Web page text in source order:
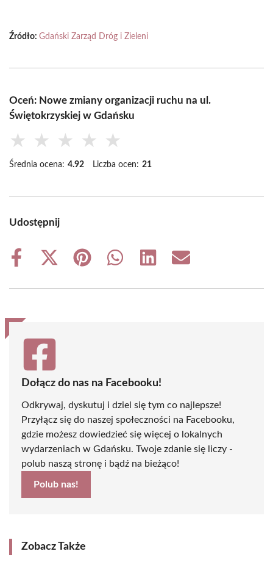
Źródło: Gdański Zarząd Dróg i Zieleni
Oceń: Nowe zmiany organizacji ruchu na ul.
Świętokrzyskiej w Gdańsku
★ ★ ★ ★ ★
Średnia ocena: 4.92 Liczba ocen: 21
Udostępnij
Share
Share
(Twitter)
Share
Share
Share
Share
Dołącz do nas na Facebooku!
Odkrywaj, dyskutuj i dziel się tym co najlepsze!
Przyłącz się do naszej społeczności na Facebooku,
gdzie możesz dowiedzieć się więcej o lokalnych
wydarzeniach w Gdańsku. Twoje zdanie się liczy -
polub naszą stronę i bądź na bieżąco!
Polub nas!
Zobacz Także